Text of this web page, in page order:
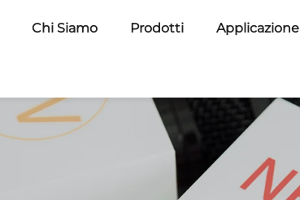
Chi Siamo Prodotti Applicazione